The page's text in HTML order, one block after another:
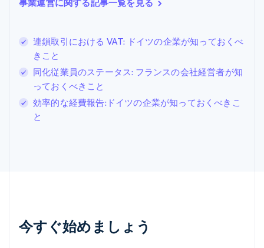
事業運営に関する記事一覧を見る
連鎖取引における VAT: ドイツの企業が知っておくべ
きこと
同化従業員のステータス: フランスの会社経営者が知
っておくべきこと
効率的な経費報告:ドイツの企業が知っておくべきこ
と
今すぐ始めましょう
English 简体中文
スイス
Deutsch
スウェーデン
SvenskaEnglish
スペイン
EspañolEnglish
スロバキア
English